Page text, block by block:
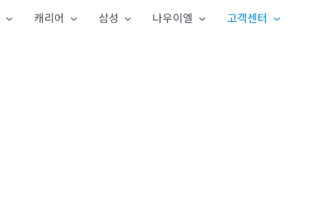
캐리어 삼성 나우이엘 고객센터